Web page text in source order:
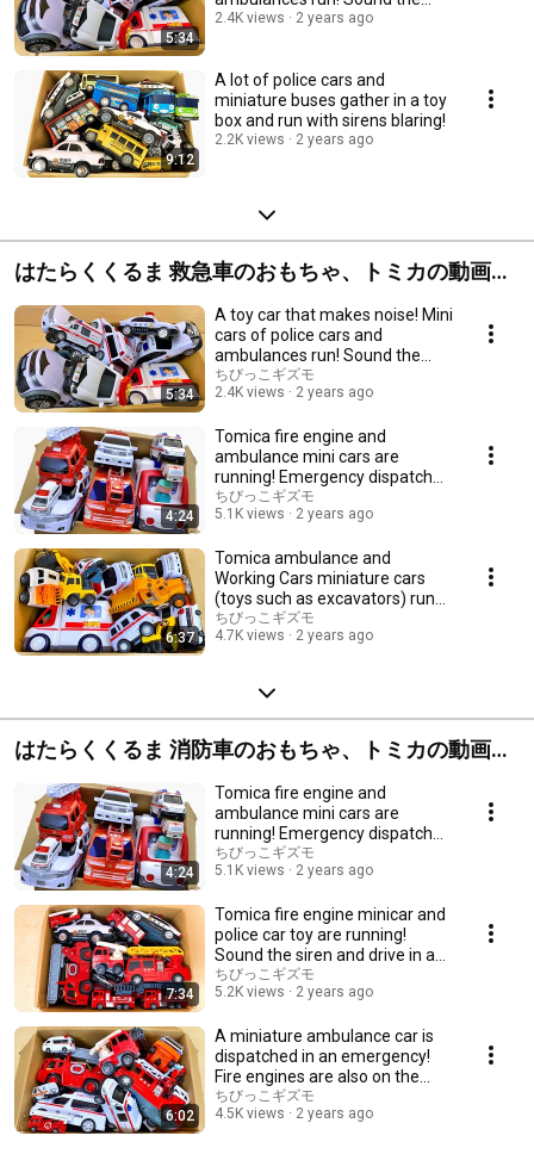
5:34
siren.
2.4K views 2 years ago
9:12
A lot of police cars and
miniature buses gather in a toy
box and run with sirens blaring!
2.2K views 2 years ago
はたらくくるま 救急車のおもちゃ、トミカの動画
集！
5:34
A toy car that makes noise! Mini
cars of police cars and
ambulances run! Sound the
siren.
ちびっこギズモ
2.4K views
2 years ago
4:24
Tomica fire engine and
ambulance mini cars are
running! Emergency dispatch
from the toy box!
ちびっこギズモ
5.1K views
2 years ago
6:37
Tomica ambulance and
Working Cars miniature cars
(toys such as excavators) run
on the slope!
ちびっこギズモ
4.7K views
2 years ago
はたらくくるま 消防車のおもちゃ、トミカの動画
集！
4:24
Tomica fire engine and
ambulance mini cars are
running! Emergency dispatch
from the toy box!
ちびっこギズモ
5.1K views
2 years ago
7:34
Tomica fire engine minicar and
police car toy are running!
Sound the siren and drive in an
emergency
ちびっこギズモ
5.2K views
2 years ago
6:02
A miniature ambulance car is
dispatched in an emergency!
Fire engines are also on the
move!
ちびっこギズモ
4.5K views
2 years ago